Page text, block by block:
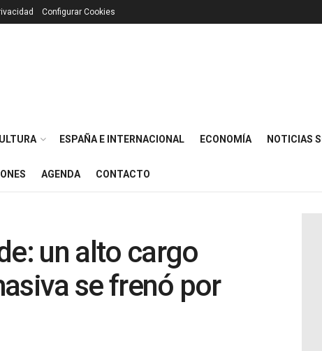
Configurar Cookies
ESPAÑA E INTERNACIONAL ECONOMÍA NOTICIAS
AGENDA CONTACTO
un alto cargo
se frenó por